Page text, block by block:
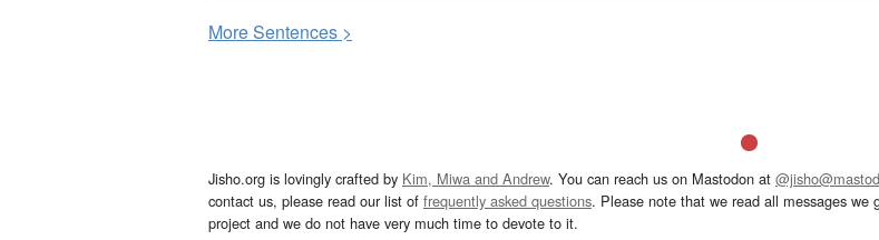
MoreSentences >
Jisho.org is lovingly crafted by Kim, Miwa and Andrew. You can reach us on Mastodon at
contact us, please read our list of frequently asked questions. Please note that we read all messages
project and we do not have very much time to devote to it.